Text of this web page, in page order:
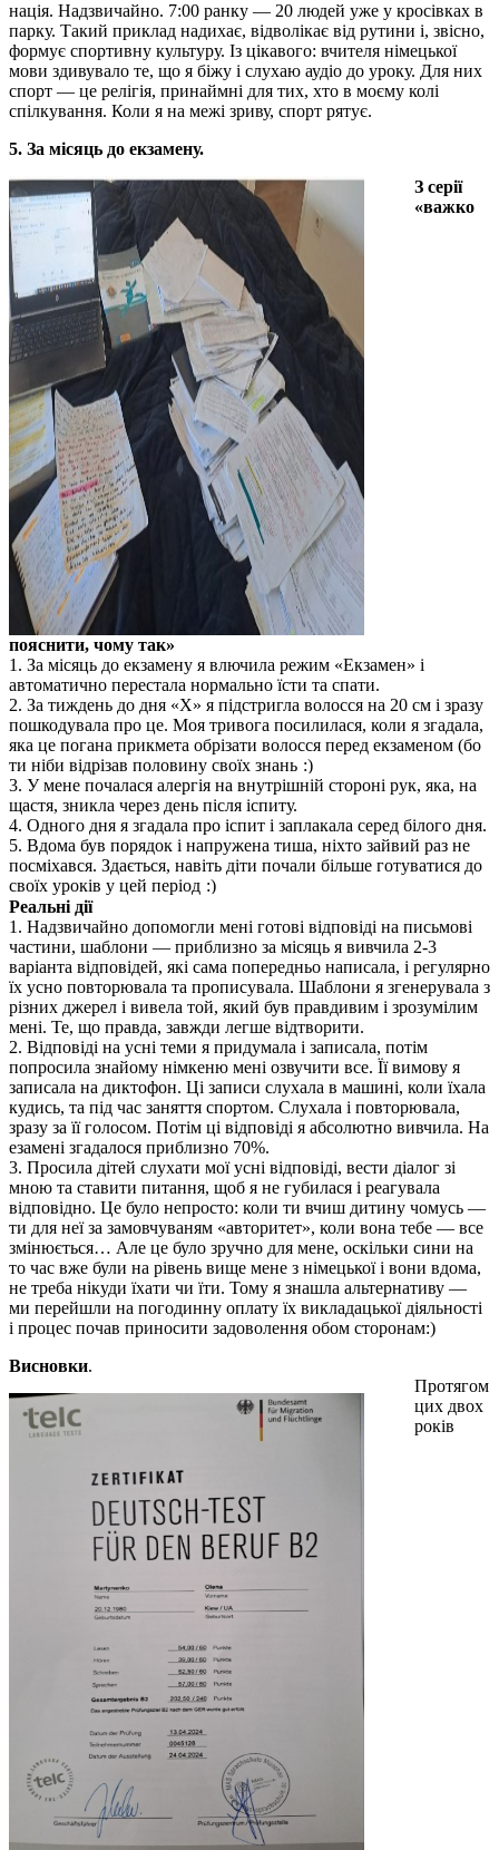
нація. Надзвичайно. 7:00 ранку — 20 людей уже у кросівках в
парку. Такий приклад надихає, відволікає від рутини і, звісно,
формує спортивну культуру. Із цікавого: вчителя німецької
мови здивувало те, що я біжу і слухаю аудіо до уроку. Для них
спорт — це релігія, принаймні для тих, хто в моєму колі
спілкування. Коли я на межі зриву, спорт рятує.
5. За місяць до екзамену.
З серії
«важко
пояснити, чому так»
1. За місяць до екзамену я влючила режим «Екзамен» і
автоматично перестала нормально їсти та спати.
2. За тиждень до дня «Х» я підстригла волосся на 20 см і зразу
пошкодувала про це. Моя тривога посилилася, коли я згадала,
яка це погана прикмета обрізати волосся перед екзаменом (бо
ти ніби відрізав половину своїх знань
3. У мене почалася алергія на внутрішній стороні рук, яка, на
щастя, зникла через день після іспиту.
4. Одного дня я згадала про іспит і заплакала серед білого дня.
5. Вдома був порядок і напружена тиша, ніхто зайвий раз не
посміхався. Здається, навіть діти почали більше готуватися до
своїх уроків у цей період
Реальні дії
1. Надзвичайно допомогли мені готові відповіді на письмові
частини, шаблони — приблизно за місяць я вивчила 2-3
варіанта відповідей, які сама попередньо написала, і регулярно
їх усно повторювала та прописувала. Шаблони я згенерувала з
різних джерел і вивела той, який був правдивим і зрозумілим
мені. Те, що правда, завжди легше відтворити.
2. Відповіді на усні теми я придумала і записала, потім
попросила знайому німкеню мені озвучити все. Її вимову я
записала на диктофон. Ці записи слухала в машині, коли їхала
кудись, та під час заняття спортом. Слухала і повторювала,
зразу за її голосом. Потім ці відповіді я абсолютно вивчила. На
езамені згадалося приблизно 70%.
3. Просила дітей слухати мої усні відповіді, вести діалог зі
мною та ставити питання, щоб я не губилася і реагувала
відповідно. Це було непросто: коли ти вчиш дитину чомусь —
ти для неї за замовчуваням «авторитет», коли вона тебе — все
змінюється… Але це було зручно для мене, оскільки сини на
то час вже були на рівень вище мене з німецької і вони вдома,
не треба нікуди їхати чи їти. Тому я знашла альтернативу —
ми перейшли на погодинну оплату їх викладацької діяльності
і процес почав приносити задоволення обом сторонам:)
Висновки.
Протягом
цих двох
років